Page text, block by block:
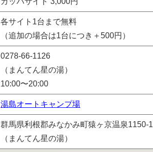
各サイト1台まで無料
（追加の場合は1台につき＋500円）
0278-66-1126
（まんてん星の湯）
10:00〜20:00
湯島オートキャンプ場
群馬県利根郡みなかみ町猿ヶ京温泉1150-1
（まんてん星の湯）